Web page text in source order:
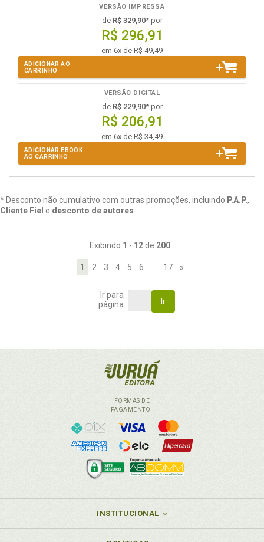
VERSÃO IMPRESSA
deR$ 329,90* por
R$ 296,91
em 6x de R$ 49,49
ADICIONAR AO
CARRINHO
VERSÃO DIGITAL
deR$ 229,90* por
R$ 206,91
em 6x de R$ 34,49
ADICIONAR EBOOK
AO CARRINHO
* Desconto não cumulativo com outras promoções, incluindo P.A.P.,
Cliente Fiel e desconto de autores
Exibindo 1 - 12de 200
1 2 3 4 5 6 17 »
Ir para
página:
Ir
FORMAS DE
PAGAMENTO
INSTITUCIONAL